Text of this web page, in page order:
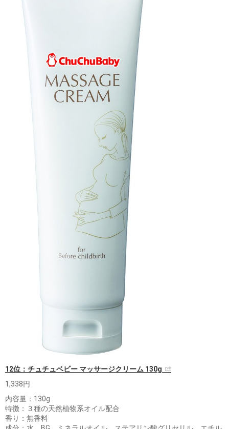
12位：チュチュベビー マッサージクリーム 130g
1,338円
内容量：130g
特徴：３種の天然植物系オイル配合
香り：無香料